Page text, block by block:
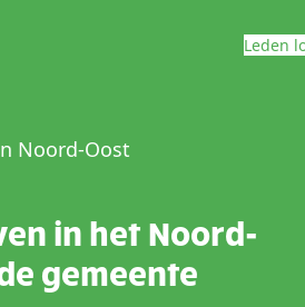
Leden
Noord-Oost
in het Noord-
gemeente